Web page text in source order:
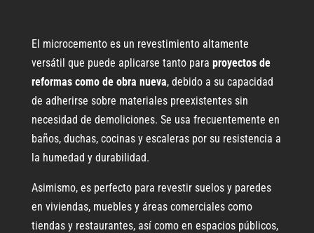
El microcemento es un revestimiento altamente
versátil que puede aplicarse tanto para proyectos de
reformas como de obra nueva, debido a su capacidad
de adherirse sobre materiales preexistentes sin
necesidad de demoliciones. Se usa frecuentemente en
baños, duchas, cocinas y escaleras por su resistencia a
la humedad y durabilidad.
Asimismo, es perfecto para revestir suelos y paredes
en viviendas, muebles y áreas comerciales como
tiendas y restaurantes, así como en espacios públicos,